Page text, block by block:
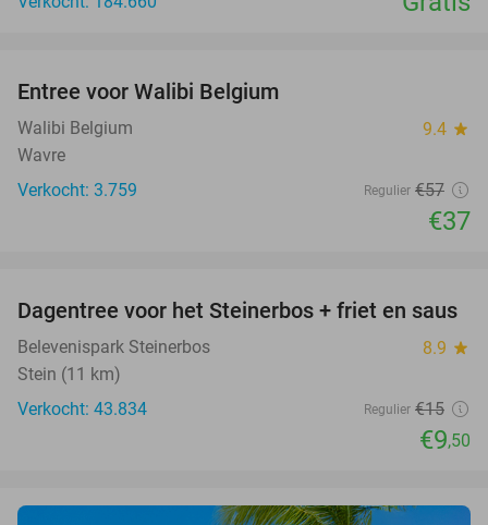
Entree voor Walibi Belgium
Walibi Belgium 9.4 star
Wavre
Verkocht: 3.759
Regulier €57
€37
37%
Dagentree voor het Steinerbos + friet en saus
Belevenispark Steinerbos 8.9 star
Stein (11 km)
Verkocht: 43.834
Regulier €15
€9,50